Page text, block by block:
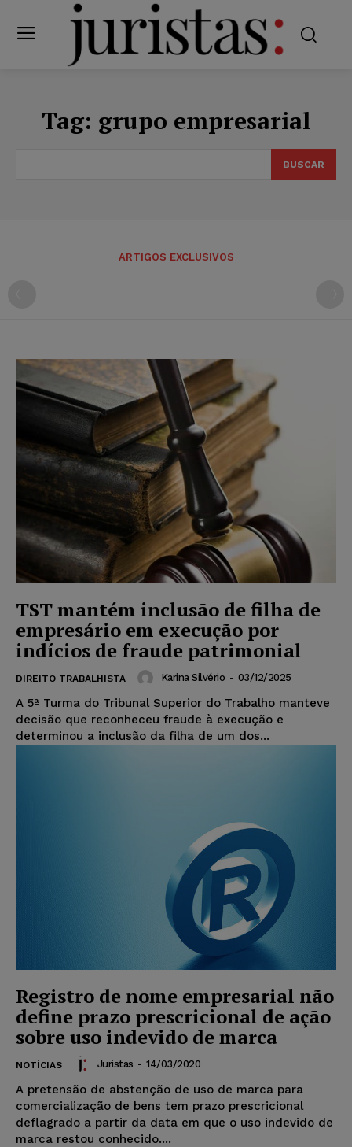
Tag: grupo empresarial
BUSCAR
ARTIGOS EXCLUSIVOS
TST mantém inclusão de filha de
empresário em execução por
indícios de fraude patrimonial
DIREITO TRABALHISTA Karina Silvério - 03/12/2025
A 5ª Turma do Tribunal Superior do Trabalho manteve
decisão que reconheceu fraude à execução e
determinou a inclusão da filha de um dos...
Registro de nome empresarial não
define prazo prescricional de ação
sobre uso indevido de marca
NOTÍCIAS Juristas - 14/03/2020
A pretensão de abstenção de uso de marca para
comercialização de bens tem prazo prescricional
deflagrado a partir da data em que o uso indevido de
marca restou conhecido....